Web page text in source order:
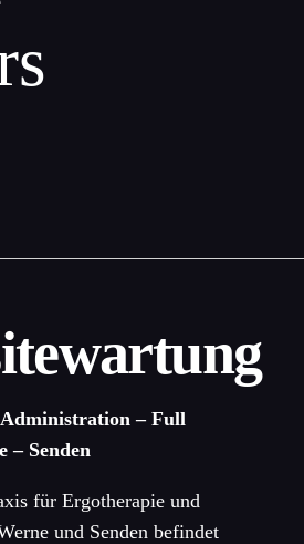
Administration – Full
– Senden
für Ergotherapie und
und Senden befindet